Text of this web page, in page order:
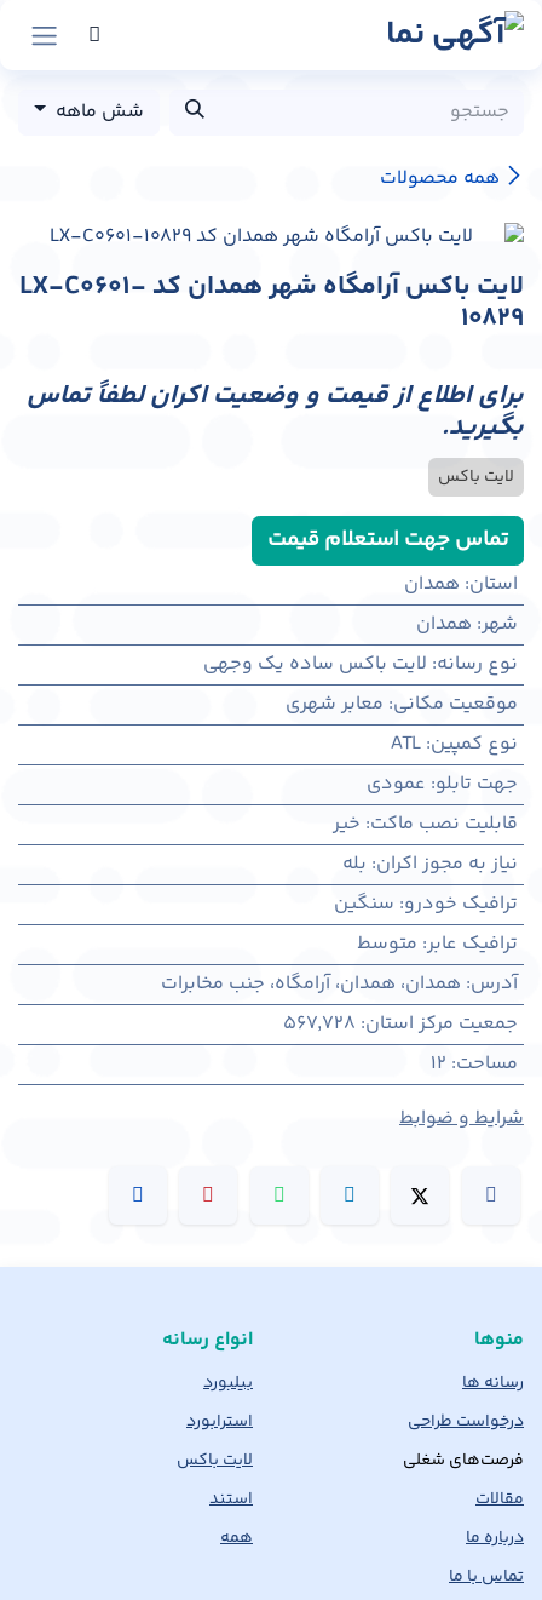
پرش به محتوا
همه محصولات
شش ماهه
لایت باکس آرامگاه شهر همدان کد LX-C0601-
10829
برای اطلاع از قیمت و وضعیت اکران لطفاً تماس
بگیرید.
لایت باکس
تماس جهت استعلام قیمت
استان: همدان
شهر: همدان
نوع رسانه: لایت باکس ساده یک وجهی
موقعیت مکانی: معابر شهری
نوع کمپین:
ATL
جهت تابلو: عمودی
قابلیت نصب ماکت: خیر
نیاز به مجوز اکران: بله
ترافیک خودرو: سنگین
ترافیک عابر: متوسط
آدرس: همدان، همدان، آرامگاه، جنب مخابرات
جمعیت مرکز استان:
567,728
مساحت:
12
شرایط و ضوابط
منوها
رسانه ها
درخواست طراحی
فرصت‌های شغلی
مقالات
درباره ما
تماس با ما
انواع رسانه
بیلبورد
استرابورد
لایت باکس
استند
همه